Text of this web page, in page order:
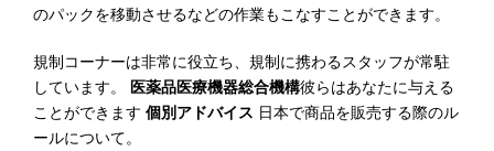
のパックを移動させるなどの作業もこなすことができます。
規制コーナーは非常に役立ち、規制に携わるスタッフが常駐
しています。 医薬品医療機器総合機構彼らはあなたに与える
ことができます 個別アドバイス 日本で商品を販売する際のル
ールについて。